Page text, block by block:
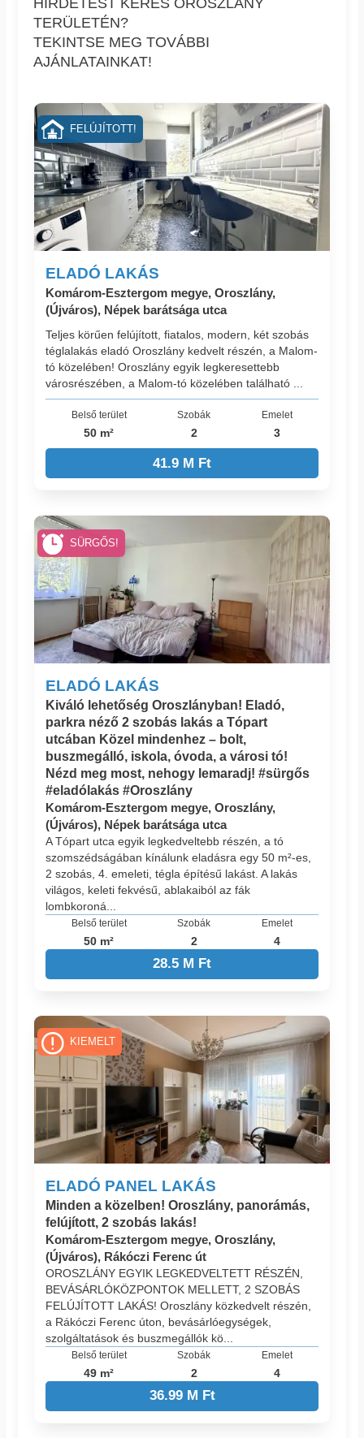
TERÜLETÉN?
TEKINTSE MEG TOVÁBBI
AJÁNLATAINKAT!
ELADÓ LAKÁS
Komárom-Esztergom megye, Oroszlány,
(Újváros), Népek barátsága utca
Teljes körűen felújított, fiatalos, modern, két szobás
téglalakás eladó Oroszlány kedvelt részén, a Malom-
tó közelében! Oroszlány egyik legkeresettebb
városrészében, a Malom-tó közelében található ...
Belső terület
50 m²
Szobák
2
Emelet
3
41.9 M Ft
FELÚJÍTOTT!
ELADÓ LAKÁS
Kiváló lehetőség Oroszlányban! Eladó,
parkra néző 2 szobás lakás a Tópart
utcában Közel mindenhez – bolt,
buszmegálló, iskola, óvoda, a városi tó!
Nézd meg most, nehogy lemaradj! #sürgős
#eladólakás #Oroszlány
Komárom-Esztergom megye, Oroszlány,
(Újváros), Népek barátsága utca
A Tópart utca egyik legkedveltebb részén, a tó
szomszédságában kínálunk eladásra egy 50 m²-es,
2 szobás, 4. emeleti, tégla építésű lakást. A lakás
világos, keleti fekvésű, ablakaiból az fák
lombkoroná...
Belső terület
50 m²
Szobák
2
Emelet
4
28.5 M Ft
SÜRGŐS!
ELADÓ PANEL LAKÁS
Minden a közelben! Oroszlány, panorámás,
felújított, 2 szobás lakás!
Komárom-Esztergom megye, Oroszlány,
(Újváros), Rákóczi Ferenc út
OROSZLÁNY EGYIK LEGKEDVELTETT RÉSZÉN,
BEVÁSÁRLÓKÖZPONTOK MELLETT, 2 SZOBÁS
FELÚJÍTOTT LAKÁS! Oroszlány közkedvelt részén,
a Rákóczi Ferenc úton, bevásárlóegységek,
szolgáltatások és buszmegállók kö...
Belső terület
49 m²
Szobák
2
Emelet
4
36.99 M Ft
KIEMELT